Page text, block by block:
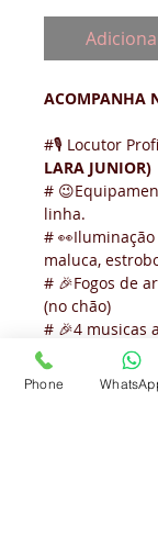
ACOMPANHA
#🎙 Locutor
LARA JUNIOR)
# 😉
linha.
# 👀
maluca,
# 🎉Fogos de
(no chão)
# 🎉4 musicas
# 🎉
Phone